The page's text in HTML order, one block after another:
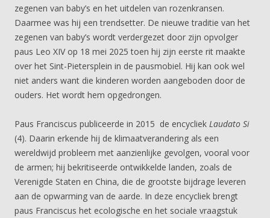
zegenen van baby’s en het uitdelen van rozenkransen.
Daarmee was hij een trendsetter. De nieuwe traditie van het
zegenen van baby’s wordt verdergezet door zijn opvolger
paus Leo XIV op 18 mei 2025 toen hij zijn eerste rit maakte
over het Sint-Pietersplein in de pausmobiel. Hij kan ook wel
niet anders want die kinderen worden aangeboden door de
ouders. Het wordt hem opgedrongen.
Paus Franciscus publiceerde in 2015 de encycliek Laudato Si
(4). Daarin erkende hij de klimaatverandering als een
wereldwijd probleem met aanzienlijke gevolgen, vooral voor
de armen; hij bekritiseerde ontwikkelde landen, zoals de
Verenigde Staten en China, die de grootste bijdrage leveren
aan de opwarming van de aarde. In deze encycliek brengt
paus Franciscus het ecologische en het sociale vraagstuk